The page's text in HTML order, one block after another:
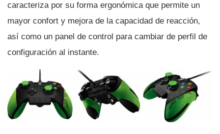
caracteriza por su forma ergonómica que permite un
mayor confort y mejora de la capacidad de reacción,
así­ como un panel de control para cambiar de perfil de
configuración al instante.